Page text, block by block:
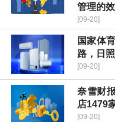
管理的
[09-20]
国家体
路，日
[09-20]
奈雪财
店1479
[09-20]